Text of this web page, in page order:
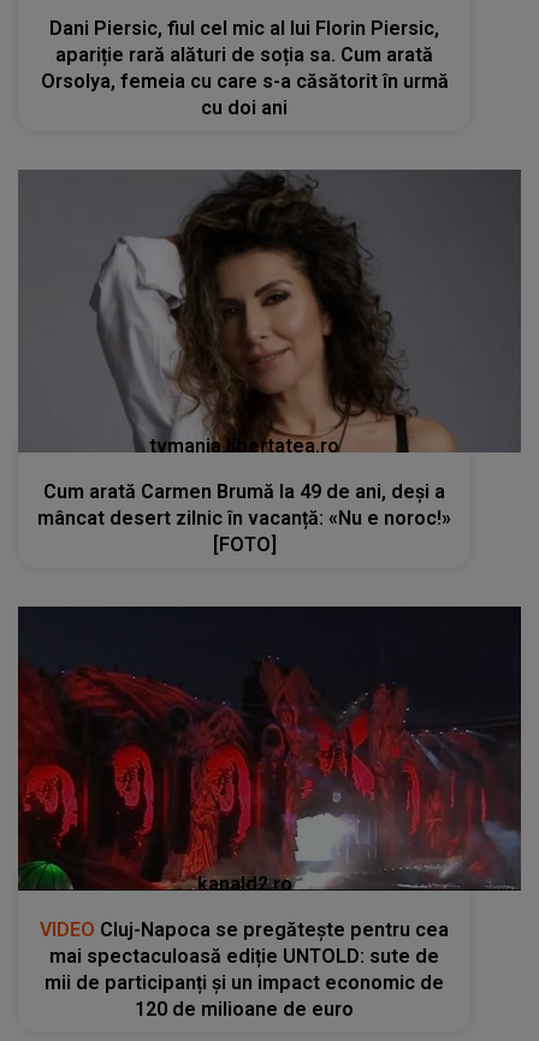
Dani Piersic, fiul cel mic al lui Florin Piersic,
apariție rară alături de soția sa. Cum arată
Orsolya, femeia cu care s-a căsătorit în urmă
cu doi ani
tvmania.libertatea.ro
Cum arată Carmen Brumă la 49 de ani, deși a
mâncat desert zilnic în vacanță: «Nu e noroc!»
[FOTO]
kanald2.ro
VIDEO Cluj-Napoca se pregătește pentru cea
mai spectaculoasă ediție UNTOLD: sute de
mii de participanți și un impact economic de
120 de milioane de euro